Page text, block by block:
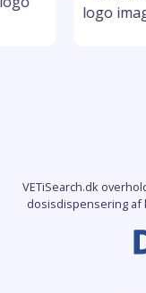
VETiSearch.dk
dosisdispensering af